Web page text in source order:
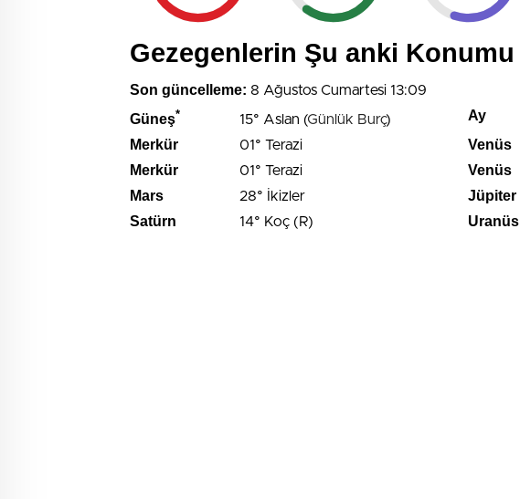
Gezegenlerin Şu anki Konumu
Son güncelleme: 8 Ağustos Cumartesi 13:09
Güneş* 15° Aslan (Günlük Burç) Ay
Merkür 01° Terazi Venüs
Merkür 01° Terazi Venüs
Mars 28° İkizler Jüpiter
Satürn 14° Koç (R) Uranüs